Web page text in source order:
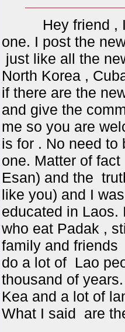
Hey friend , I
one. I post the
just like all the
North Korea ,
if there are the
and give the
me so you are
is for . No need
one. Matter of
Esan) and the
like you) and I
educated in Laos.
who eat Padak ,
family and friends
do a lot of Lao
thousand of
Kea and a lot of
What I said are